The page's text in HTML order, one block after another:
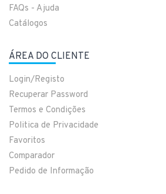
FAQs - Ajuda
Catálogos
ÁREA DO CLIENTE
Login/Registo
Recuperar Password
Termos e Condições
Politica de Privacidade
Favoritos
Comparador
Pedido de Informação